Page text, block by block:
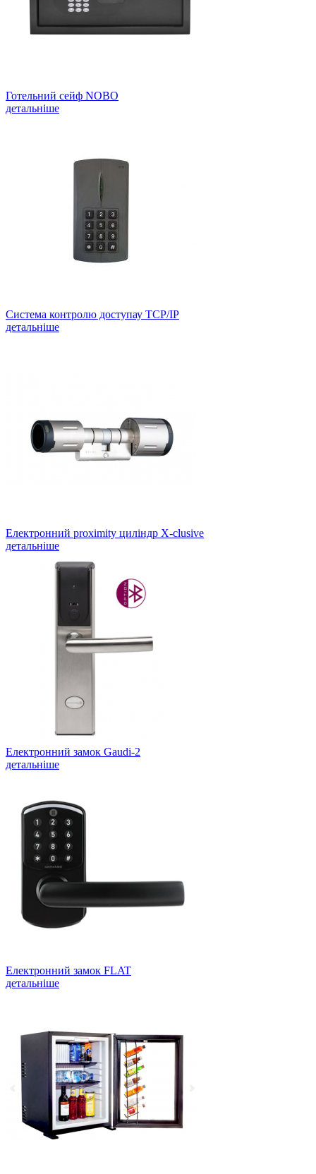
Готельний сейф NOBO
детальніше
Система контролю доступау TCP/IP
детальніше
Електронний proximity циліндр X-clusive
детальніше
Електронний замок Gaudi-2
детальніше
Електронний замок FLAT
детальніше